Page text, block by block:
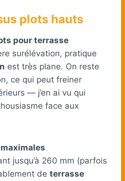
plots hauts
pour terrasse
surélévation, pratique
est très plane. On reste
ce qui peut freiner
— j’en ai vu qui
face aux
jusqu’à 260 mm (parfois
de terrasse